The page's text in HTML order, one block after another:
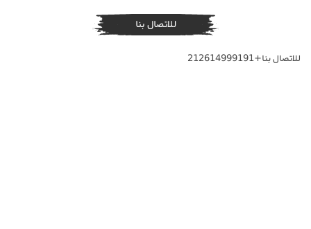
للاتصال بنا
للاتصال بنا+212614999191